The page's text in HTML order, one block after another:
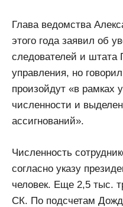
Глава ведомства
этого года заявил об
следователей и штата
управления, но
произойдут «в рамках
численности и
ассигнований».
Численность
согласно указу
человек. Еще 2,5 тыс.
СК. По подсчетам